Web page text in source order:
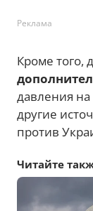
Реклама
Кроме того,
давления
другие
против
Читайте